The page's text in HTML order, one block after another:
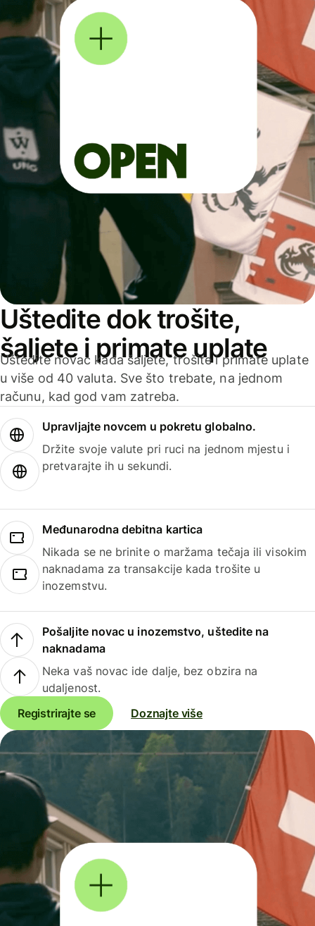
Uštedite dok trošite,
šaljete i primate uplate
Uštedite novac kada šaljete, trošite i primate uplate
u više od 40 valuta. Sve što trebate, na jednom
računu, kad god vam zatreba.
Upravljajte novcem u pokretu globalno.
Držite svoje valute pri ruci na jednom mjestu i
pretvarajte ih u sekundi.
Međunarodna debitna kartica
Nikada se ne brinite o maržama tečaja ili visokim
naknadama za transakcije kada trošite u
inozemstvu.
Pošaljite novac u inozemstvo, uštedite na
naknadama
Neka vaš novac ide dalje, bez obzira na
udaljenost.
Registrirajte se
Doznajte više